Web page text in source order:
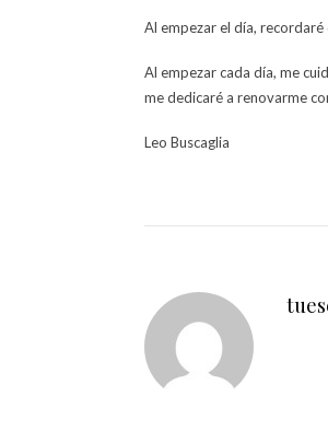
Al empezar el día,
Al empezar cada día, me
me dedicaré a renovarme
Leo Buscaglia